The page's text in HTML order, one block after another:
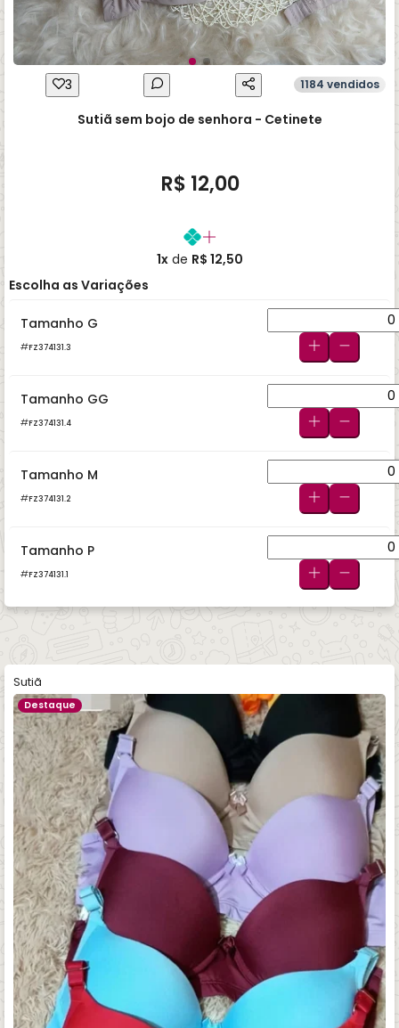
3 1184 vendidos
Sutiã sem bojo de senhora - Cetinete
R$ 12,00
1xde R$ 12,50
Escolha as Variações
Tamanho G
FZ374131.3
Tamanho GG
FZ374131.4
Tamanho M
FZ374131.2
Tamanho P
FZ374131.1
Sutiã
Destaque